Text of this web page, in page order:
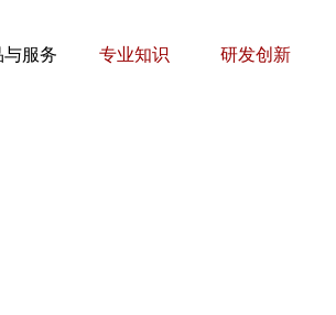
与服务 专业知识 研发创新